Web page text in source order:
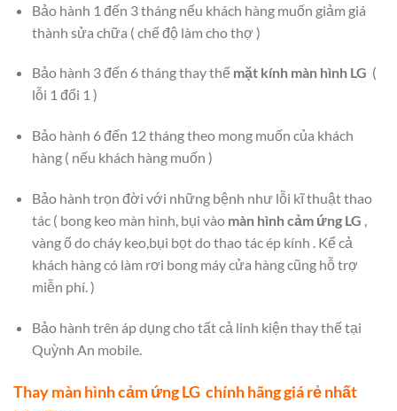
Bảo hành 1 đến 3 tháng nếu khách hàng muốn giảm giá
thành sửa chữa ( chế độ làm cho thợ )
Bảo hành 3 đến 6 tháng thay thế mặt kính màn hình LG (
lỗi 1 đổi 1 )
Bảo hành 6 đến 12 tháng theo mong muốn của khách
hàng ( nếu khách hàng muốn )
Bảo hành trọn đời với những bệnh như lỗi kĩ thuật thao
tác ( bong keo màn hình, bụi vào màn hình cảm ứng LG ,
vàng ố do cháy keo,bụi bọt do thao tác ép kính . Kể cả
khách hàng có làm rơi bong máy cửa hàng cũng hỗ trợ
miễn phí. )
Bảo hành trên áp dụng cho tất cả linh kiện thay thế tại
Quỳnh An mobile.
Thay màn hình cảm ứng LG chính hãng giá rẻ nhất